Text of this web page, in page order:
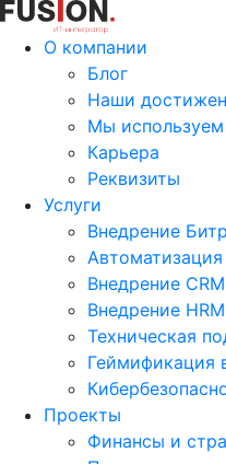
О компании
Блог
Наши
Мы
Карьера
Реквизиты
Услуги
Внедрение
Внедрение CRM
Внедрение
Техническая
Геймификация
Проекты
Финансы и